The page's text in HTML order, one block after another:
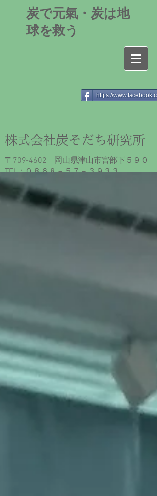
​炭で元氣・炭は地
球を救う
https://
​株式会社炭そだち研究所
〒709-4602 岡山県津山市宮部下５９０
​TEL：０８６８－５７－３９３３
FAX：０８６８－５７－２７１９